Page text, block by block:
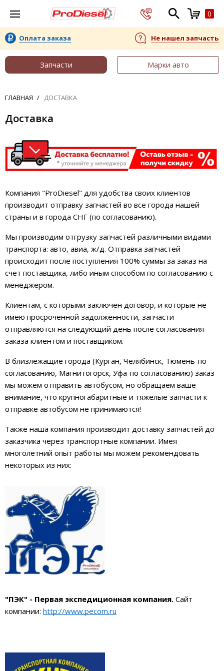
0
Оплата заказа Не нашел запчасть
Запчасти Марки авто
ГЛАВНАЯ ДОСТАВКА
Доставка
Компания "ProDiesel" для удобства своих клиентов
производит отправку запчастей во все города нашей
страны и в города СНГ (по согласованию).
Мы производим отгрузку запчастей различными видами
транспорта: авто, авиа, ж/д. Отправка запчастей
происходит после поступления 100% суммы за заказ на
счет поставщика, либо иным способом по согласованию с
менеджером.
Клиентам, с которыми заключен договор, и которые не
имею просроченной задолженности, запчасти
отправляются на следующий день после согласования
заказа клиентом и поставщиком.
В близлежащие города (Курган, Челябинск, Тюмень-по
согласованию, Магнитогорск, Уфа-по согласованию) заказ
мы можем отправить автобусом, но обращаем ваше
внимание, что крупногабаритные и тяжелые запчасти к
отправке автобусом не принимаются!
Также наша компания производит доставку запчастей до
заказчика через транспортные компании. Имея
многолетний опыт работы мы можем рекомендовать
некоторых из них:
"ПЭК" - Первая экспедиционная компания. Сайт
компании: http://www.pecom.ru